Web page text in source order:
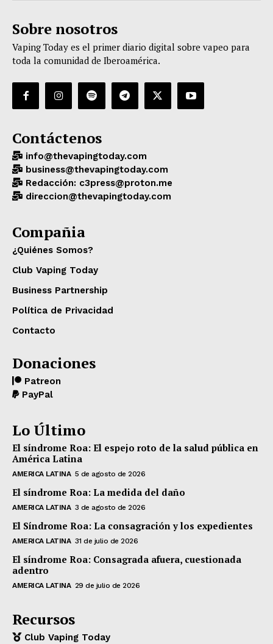
Sobre nosotros
Vaping Today es el primer diario digital sobre vapeo para
toda la comunidad de Iberoamérica.
Contáctenos
info@thevapingtoday.com
business@thevapingtoday.com
Redacción: c3press@proton.me
direccion@thevapingtoday.com
Compañia
¿Quiénes Somos?
Club Vaping Today
Business Partnership
Política de Privacidad
Contacto
Donaciones
Patreon
PayPal
Lo Último
El síndrome Roa: El espejo roto de la salud pública en
América Latina
AMERICA LATINA 5 de agosto de 2026
El síndrome Roa: La medida del daño
AMERICA LATINA 3 de agosto de 2026
El Síndrome Roa: La consagración y los expedientes
AMERICA LATINA 31 de julio de 2026
El síndrome Roa: Consagrada afuera, cuestionada
adentro
AMERICA LATINA 29 de julio de 2026
Recursos
Club Vaping Today